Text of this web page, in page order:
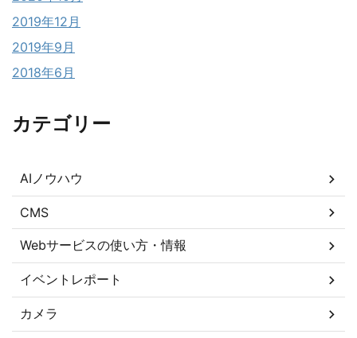
2019年12月
2019年9月
2018年6月
カテゴリー
AIノウハウ
CMS
Webサービスの使い方・情報
イベントレポート
カメラ